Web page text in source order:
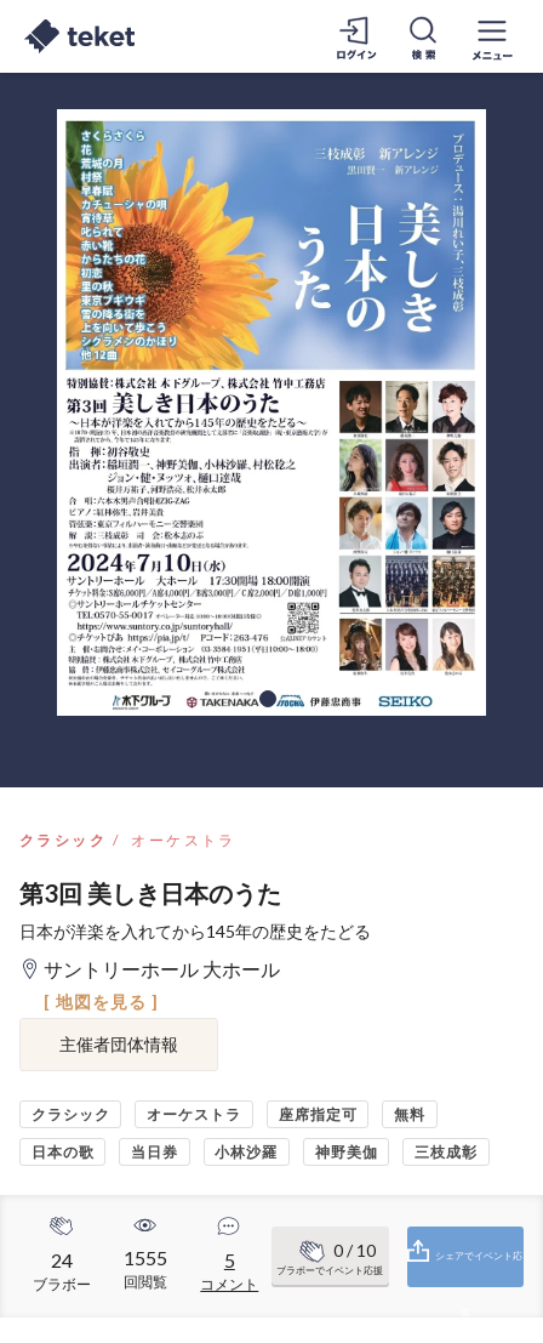
クラシック オーケストラ
第3回 美しき日本のうた
日本が洋楽を入れてから145年の歴史をたどる
サントリーホール 大ホール
[ 地図を見る ]
主催者団体情報
クラシック オーケストラ 座席指定可 無料
日本の歌 当日券 小林沙羅 神野美伽 三枝成彰
24
ブラボー
1555
回閲覧
5
コメント
0/ 10
ブラボーでイベント応援
シェアでイベント応